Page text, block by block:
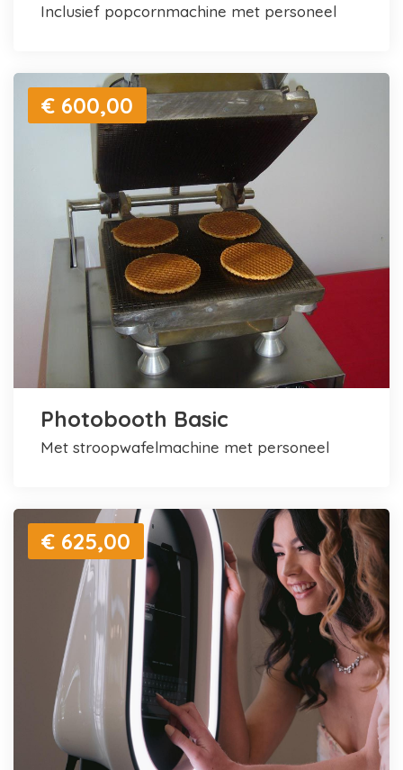
inclusief popcornmachine met personeel
€ 600,00
Photobooth Basic
met stroopwafelmachine met personeel
€ 625,00